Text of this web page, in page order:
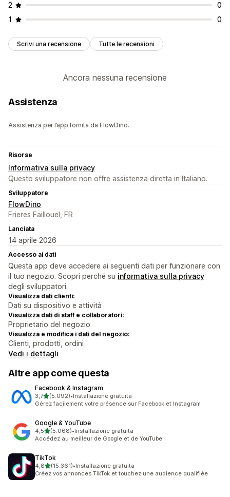
2
0
1
0
Scrivi una recensione Tutte le recensioni
Ancora nessuna recensione
Assistenza
Assistenza per l’app fornita da FlowDino.
Risorse
Informativa sulla privacy
Questo sviluppatore non offre assistenza diretta in Italiano.
Sviluppatore
FlowDino
Frieres Faillouel, FR
Lanciata
14 aprile 2026
Accesso ai dati
Questa app deve accedere ai seguenti dati per funzionare con
il tuo negozio. Scopri perché su informativa sulla privacy
degli sviluppatori.
Visualizza dati clienti:
Dati su dispositivo e attività
Visualizza dati di staff e collaboratori:
Proprietario del negozio
Visualizza e modifica i dati del negozio:
Clienti, prodotti, ordini
Vedi i dettagli
Altre app come questa
Facebook & Instagram
3,7stelle su 5
(5.092)
5092 recensioni totali
•Installazione gratuita
Gérez facilement votre présence sur Facebook et Instagram
Google & YouTube
4,5stelle su 5
(5.068)
5068 recensioni totali
•Installazione gratuita
Accédez au meilleur de Google et de YouTube
TikTok
4,8stelle su 5
(15.361)
15361 recensioni totali
•Installazione gratuita
Créez vos annonces TikTok et touchez une audience qualifiée